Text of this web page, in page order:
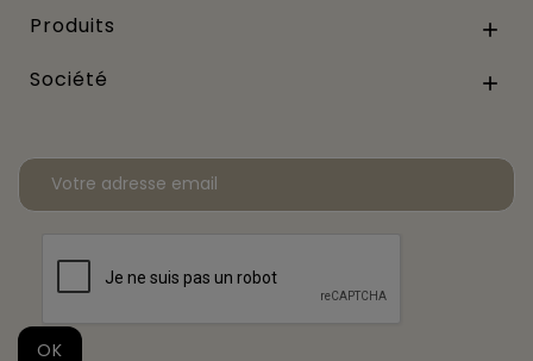
Produits 
Société 